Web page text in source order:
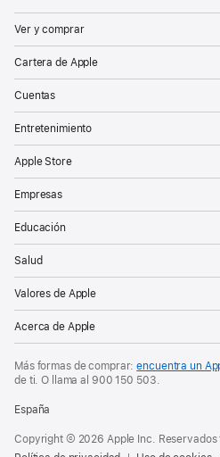
Ver y comprar
Cartera de Apple
Cuentas
Entretenimiento
Apple Store
Empresas
Educación
Salud
Valores de Apple
Acerca de Apple
Más formas de comprar:encuentra un
de ti. O
llama al 900 150 503
España
Copyright © 2026 Apple Inc. Reservados